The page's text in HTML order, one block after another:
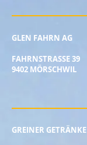
GLEN FAHRN AG
FAHRNSTRASSE 39
9402 MÖRSCHWIL
GREINER GETRÄNKE